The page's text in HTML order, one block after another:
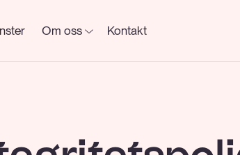
Om oss Kontakt